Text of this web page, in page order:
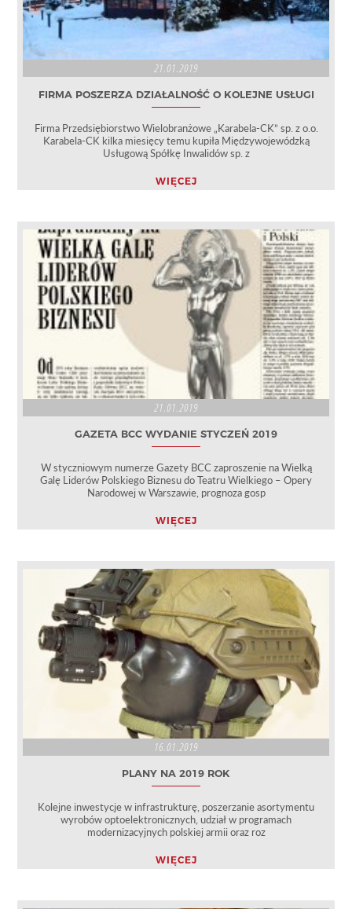
21.01.2019
FIRMA POSZERZA DZIAŁALNOŚĆ O KOLEJNE USŁUGI
Firma Przedsiębiorstwo Wielobranżowe „Karabela-CK” sp. z o.o.
Karabela-CK kilka miesięcy temu kupiła Międzywojewódzką
Usługową Spółkę Inwalidów sp. z
WIĘCEJ
21.01.2019
GAZETA BCC WYDANIE STYCZEŃ 2019
W styczniowym numerze Gazety BCC zaproszenie na Wielką
Galę Liderów Polskiego Biznesu do Teatru Wielkiego – Opery
Narodowej w Warszawie, prognoza gosp
WIĘCEJ
16.01.2019
PLANY NA 2019 ROK
Kolejne inwestycje w infrastrukturę, poszerzanie asortymentu
wyrobów optoelektronicznych, udział w programach
modernizacyjnych polskiej armii oraz roz
WIĘCEJ